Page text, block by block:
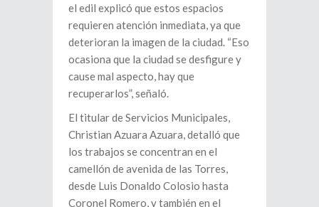
el edil explicó que estos espacios
requieren atención inmediata, ya que
deterioran la imagen de la ciudad. “Eso
ocasiona que la ciudad se desfigure y
cause mal aspecto, hay que
recuperarlos”, señaló.
El titular de Servicios Municipales,
Christian Azuara Azuara, detalló que
los trabajos se concentran en el
camellón de avenida de las Torres,
desde Luis Donaldo Colosio hasta
Coronel Romero, y también en el